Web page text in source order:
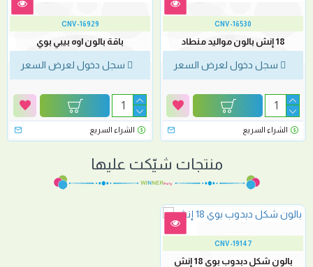
CNV-16530
18 إنش بالون مواليد منطاد
سجل دخول لعرض السعر
الشراء السريع
CNV-16929
باقة بالون اوه بيبي بوي
سجل دخول لعرض السعر
الشراء السريع
منتجات شيّكت عليها
CNV-19147
بالون شكل دبدوب بوي 18 إنش